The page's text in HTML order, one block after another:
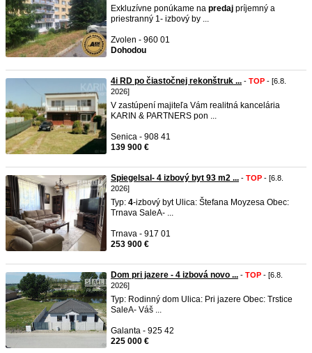
Exkluzívne ponúkame na predaj príjemný a
priestranný 1- izbový by ...
Zvolen - 960 01
Dohodou
4i RD po čiastočnej rekonštruk ... - TOP - [6.8.
2026]
V zastúpení majiteľa Vám realitná kancelária
KARIN & PARTNERS pon ...
Senica - 908 41
139 900 €
Spiegelsal- 4 izbový byt 93 m2 ... - TOP - [6.8.
2026]
Typ: 4-izbový byt Ulica: Štefana Moyzesa Obec:
Trnava SaleA- ...
Trnava - 917 01
253 900 €
Dom pri jazere - 4 izbová novo ... - TOP - [6.8.
2026]
Typ: Rodinný dom Ulica: Pri jazere Obec: Trstice
SaleA- Váš ...
Galanta - 925 42
225 000 €